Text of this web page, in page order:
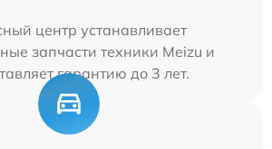
центр устанавливает
запчасти техники Meizu и
гарантию до 3 лет.